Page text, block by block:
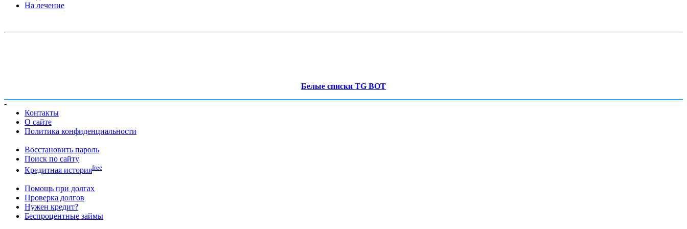
На лечение
Белые списки TG BOT
-
Контакты
О сайте
Политика конфиденциальности
Восстановить пароль
Поиск по сайту
Кредитная историяfree
Помощь при долгах
Проверка долгов
Нужен кредит?
Беспроцентные займы